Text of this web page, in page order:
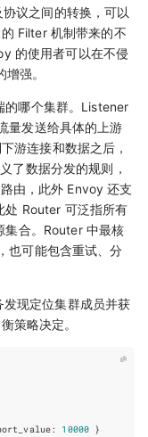
议之间的转换，可以
Filter 机制带来的不
的使用者可以在不侵
强。
的哪个集群。Listener
量发送给具体的上游
游连接和数据之后，
了数据分发的规则，
由，此外 Envoy 还支
处 Router 可泛指所有
集合。Router 中最核
也可能包含重试、分
现定位集群成员并获
策略决定。
: 10000 }